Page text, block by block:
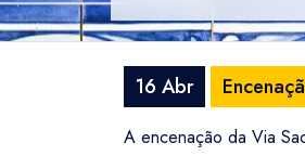
16 Abr
A encenação da Via